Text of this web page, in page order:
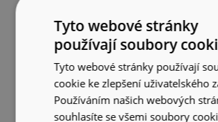
Tyto webové stránky
používají soubory
Tyto webové stránky používají
cookie ke zlepšení uživatelského
Používáním našich webových
souhlasíte se všemi soubory